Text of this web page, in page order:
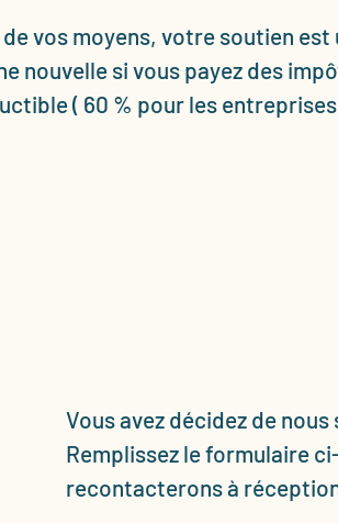
vos moyens, votre soutien
nouvelle si vous payez des
( 60 % pour les
Vous avez décidez de
Remplissez le formulaire
recontacterons à